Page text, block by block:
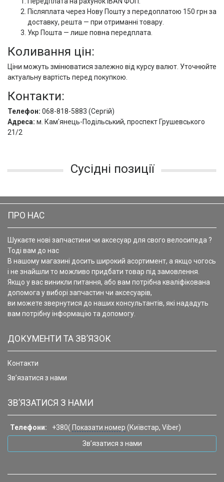
Післяплата через Нову Пошту з передоплатою 150 грн за
доставку, решта — при отриманні товару.
Укр Пошта — лише повна передплата.
Коливання цін:
Ціни можуть змінюватися залежно від курсу валют. Уточнюйте
актуальну вартість перед покупкою.
Контакти:
Телефон: 068-818-5883 (Сергій)
Адреса: м. Кам'янець-Подільський, проспект Грушевського
21/2
Сусідні позиції
ПРО НАС
Шукаєте нові запчастини чи аксесуар для свого велосипеда ?
Тоді вам до нас
В нашому магазині досить широкий асортимент, а якщо чогось
і не знайшли то можливо придбати товар під замовлення.
Якщо у вас виникли питання, або вам потрібна кваліфікована
допомога у виборі запчастин чи аксесуарів,
ви можете звернутися до наших консультантів, які нададуть
вам потрібну інформацію та допомогу.
ДОКУМЕНТИ ТА ЗВ’ЯЗОК
Контакти
Зв’язатися з нами
ЗВ’ЯЗАТИСЯ З НАМИ
Телефони: +380( Показати номер (Київстар, Viber)
Зв’язатися з нами